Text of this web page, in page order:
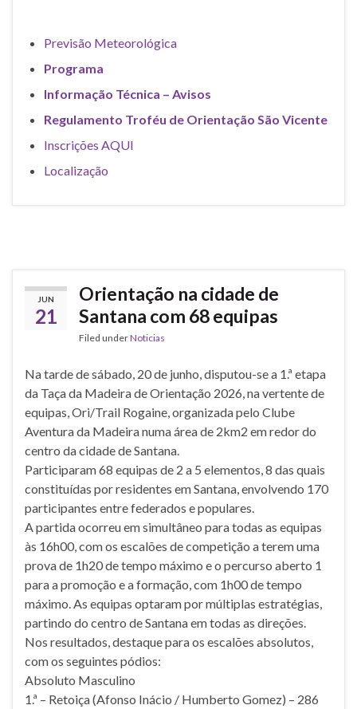
Previsão Meteorológica
Programa
Informação Técnica – Avisos
Regulamento Troféu de Orientação São Vicente
Inscrições AQUI
Localização
JUN
21
Orientação na cidade de
Santana com 68 equipas
Filed underNoticias
Na tarde de sábado, 20 de junho, disputou-se a 1.ª etapa
da Taça da Madeira de Orientação 2026, na vertente de
equipas, Ori/Trail Rogaine, organizada pelo Clube
Aventura da Madeira numa área de 2km2 em redor do
centro da cidade de Santana.
Participaram 68 equipas de 2 a 5 elementos, 8 das quais
constituídas por residentes em Santana, envolvendo 170
participantes entre federados e populares.
A partida ocorreu em simultâneo para todas as equipas
às 16h00, com os escalões de competição a terem uma
prova de 1h20 de tempo máximo e o percurso aberto 1
para a promoção e a formação, com 1h00 de tempo
máximo. As equipas optaram por múltiplas estratégias,
partindo do centro de Santana em todas as direções.
Nos resultados, destaque para os escalões absolutos,
com os seguintes pódios:
Absoluto Masculino
1.ª – Retoiça (Afonso Inácio / Humberto Gomez) – 286